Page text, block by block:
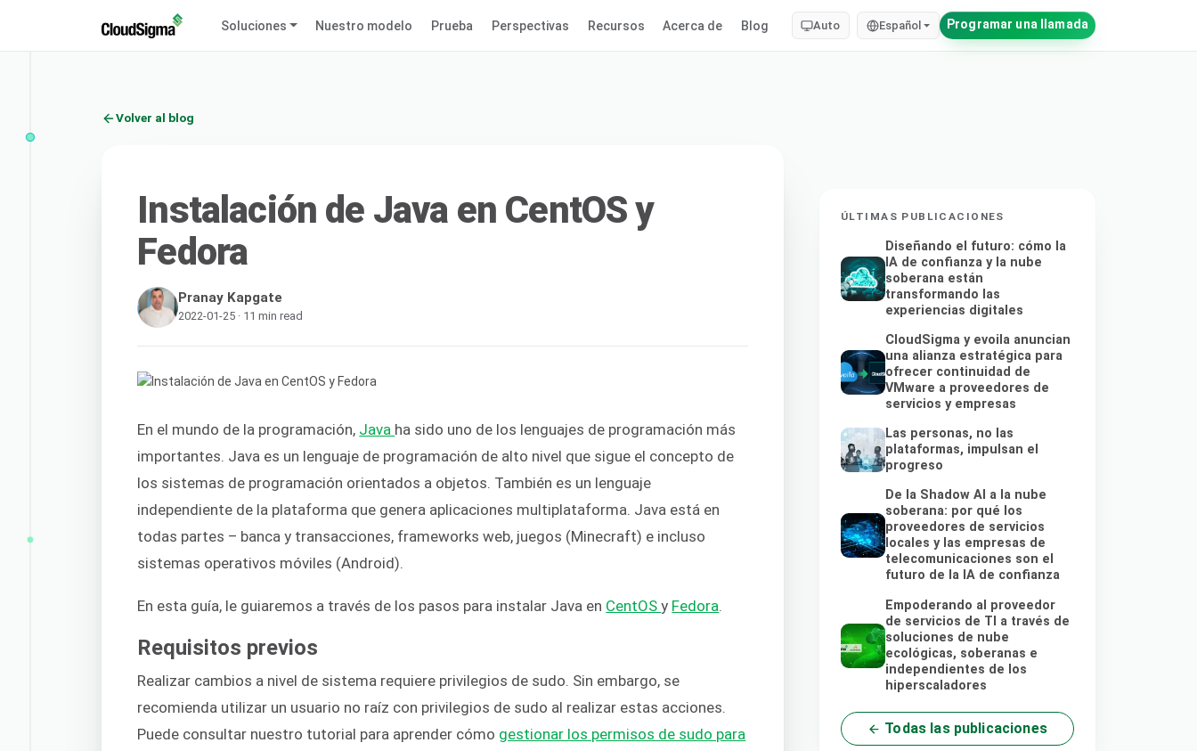
Soluciones Nuestro modelo Prueba Perspectivas Recursos Acerca de Blog Auto Español Programar una llamada
Volver al blog
Instalación de Java en CentOS y
Fedora
Pranay Kapgate
2022-01-25 · 11 min read
En el mundo de la programación, Java ha sido uno de los lenguajes de programación más
importantes. Java es un lenguaje de programación de alto nivel que sigue el concepto de
los sistemas de programación orientados a objetos. También es un lenguaje
independiente de la plataforma que genera aplicaciones multiplataforma. Java está en
todas partes – banca y transacciones, frameworks web, juegos (Minecraft) e incluso
sistemas operativos móviles (Android).
En esta guía, le guiaremos a través de los pasos para instalar Java en CentOSy Fedora
Requisitos previos
Realizar cambios a nivel de sistema requiere privilegios de sudo. Sin embargo, se
recomienda utilizar un usuario no raíz con privilegios de sudo al realizar estas acciones.
Puede consultar nuestro tutorial para aprender cómo gestionar los permisos de sudo para
ÚLTIMAS PUBLICACIONES
Diseñando el futuro: cómo la
IA de confianza y la nube
soberana están
transformando las
experiencias digitales
CloudSigma y evoila anuncian
una alianza estratégica para
ofrecer continuidad de
VMware a proveedores de
servicios y empresas
Las personas, no las
plataformas, impulsan el
progreso
De la Shadow AI a la nube
soberana: por qué los
proveedores de servicios
locales y las empresas de
telecomunicaciones son el
futuro de la IA de confianza
Empoderando al proveedor
de servicios de TI a través de
soluciones de nube
ecológicas, soberanas e
independientes de los
hiperscaladores
Todas las publicaciones